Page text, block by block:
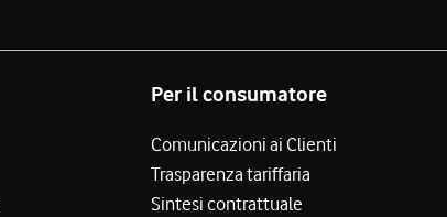
Per il consumatore
Comunicazioni ai Clienti
Trasparenza tariffaria
Sintesi contrattuale